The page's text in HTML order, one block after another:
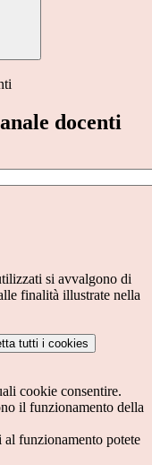
docenti
si avvalgono di
finalità illustrate nella
tutti i cookies
cookie consentire.
il funzionamento della
al funzionamento potete